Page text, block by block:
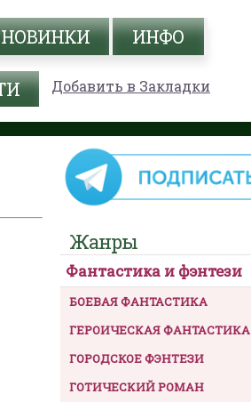
НОВИНКИ ИНФО
Добавить в Закладки
Жанры
Фантастика и фэнтези
БОЕВАЯ ФАНТАСТИКА
ГЕРОИЧЕСКАЯ ФАНТАСТИКА
ГОРОДСКОЕ ФЭНТЕЗИ
ГОТИЧЕСКИЙ РОМАН